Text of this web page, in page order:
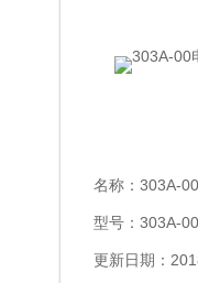
名称： 303A-
型号：303A-00
更新日期：